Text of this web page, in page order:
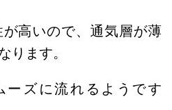
高いので、通気層が薄
ります。
ーズに流れるようです